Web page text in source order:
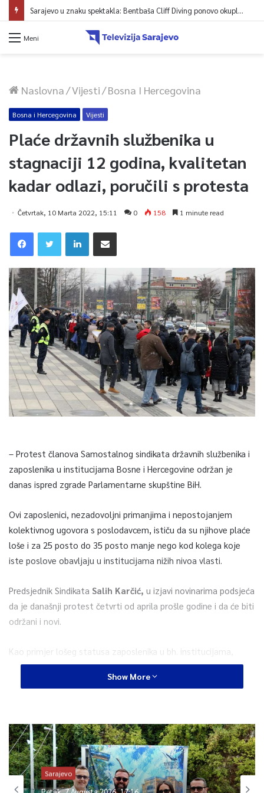
Sarajevo u znaku spektakla: Bentbaša Cliff Diving ponovo okuplja najbolje skakače i vrhunsku zabavu
Meni
Naslovna/Vijesti/Bosna I Hercegovina
Bosna i Hercegovina Vijesti
Plaće državnih službenika u
stagnaciji 12 godina, kvalitetan
kadar odlazi, poručili s protesta
Četvrtak, 10 Marta 2022, 15:11 0 158 1 minute read
– Protest članova Samostalnog sindikata državnih službenika i
zaposlenika u institucijama Bosne i Hercegovine održan je
danas ispred zgrade Parlamentarne skupštine BiH.
Ovi zaposlenici, nezadovoljni primanjima i nepostojanjem
kolektivnog ugovora s poslodavcem, ističu da su njihove plaće
loše i za 25 posto do 35 posto manje nego kod kolega koje
iste poslove obavljaju u institucijama nižih nivoa vlasti.
Predsjednik Sindikata Salih Karčić, u izjavi novinarima podsjeća
da je današnji protest četvrti od aprila prošle godine i da će biti
održani i novi.
Kao primjer lošeg statusa zaposlenika u bh. institucijama,
navodi da osnovica za obračun njihovih plaća od 475,69 KM nije
mijenjana 12 godina. Sav kvalitetan kadar odlazi, neki,
Radnica koja čisti kabinet prima plaću od 475,69 KM, dok
ministar ima deset njenih plaća, ističe on također.
Članovi Sindikata izrazili su nezadovoljstvo i zbog toga što još
Show More
Sarajevo